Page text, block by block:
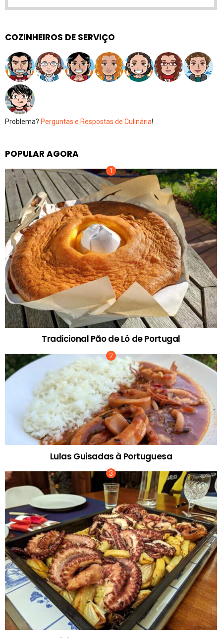
COZINHEIROS DE SERVIÇO
Problema? Perguntas e Respostas de Culinária!
POPULAR AGORA
Tradicional Pão de Ló de Portugal
Lulas Guisadas à Portuguesa